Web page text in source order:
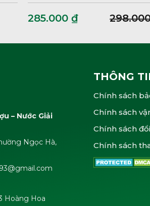
285.000 ₫
– Nước Giải
Ngọc Hà,
Hoàng Hoa
THÔNG
Chính sách
Chính sách
Chính sách
Chính sách